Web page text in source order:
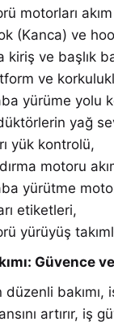
motorları
(Kanca) ve
kiriş ve başlık
ve
yürüme yolu
yağ
yük kontrolü,
motoru
yürütme
etiketleri,
yürüyüş
Güvence
düzenli bakımı,
artırır, iş